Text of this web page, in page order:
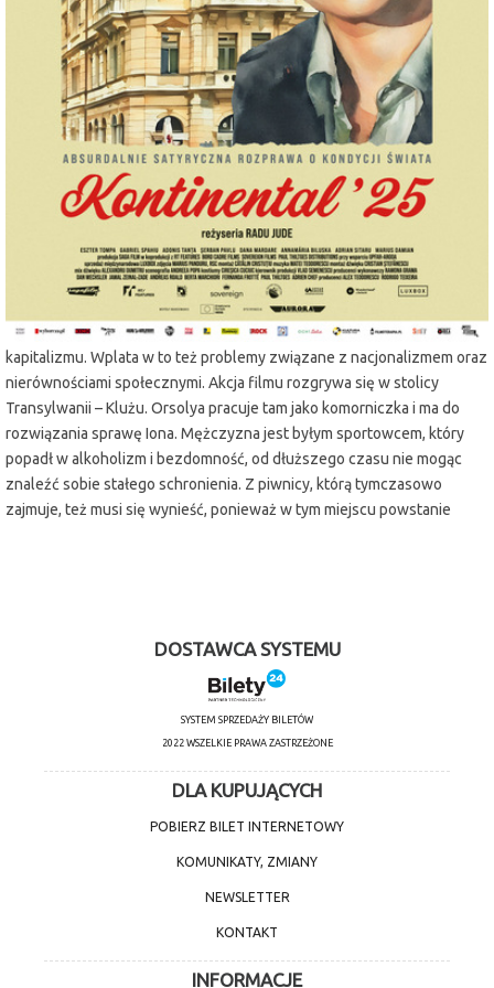
miejscowość:
Lubin
Armii Krajowej 1
data i godzina:
22.10.2025, g. 19:00
Info
Opis wydarzenia:
Film nakręcony w 10 dni, wyłącznie przy użyciu iPhone'a. Nagrodzony
Srebrnym Niedźwiedziem na Międzynarodowym Festiwalu Filmowym
w Berlinie – Berlinale 2025 za najlepszy scenariusz. Reżyser z ironią i
pełnym absurdów poczuciem humoru podejmuje temat kryzysu
mieszkaniowego, który jest wynikiem postępującego agresywnego
kapitalizmu. Wplata w to też problemy związane z nacjonalizmem oraz
nierównościami społecznymi. Akcja filmu rozgrywa się w stolicy
Transylwanii – Klużu. Orsolya pracuje tam jako komorniczka i ma do
rozwiązania sprawę Iona. Mężczyzna jest byłym sportowcem, który
popadł w alkoholizm i bezdomność, od dłuższego czasu nie mogąc
znaleźć sobie stałego schronienia. Z piwnicy, którą tymczasowo
zajmuje, też musi się wynieść, ponieważ w tym miejscu powstanie
DOSTAWCA SYSTEMU
SYSTEM SPRZEDAŻY BILETÓW
2022 WSZELKIE PRAWA ZASTRZEŻONE
DLA KUPUJĄCYCH
POBIERZ BILET INTERNETOWY
KOMUNIKATY, ZMIANY
NEWSLETTER
KONTAKT
INFORMACJE